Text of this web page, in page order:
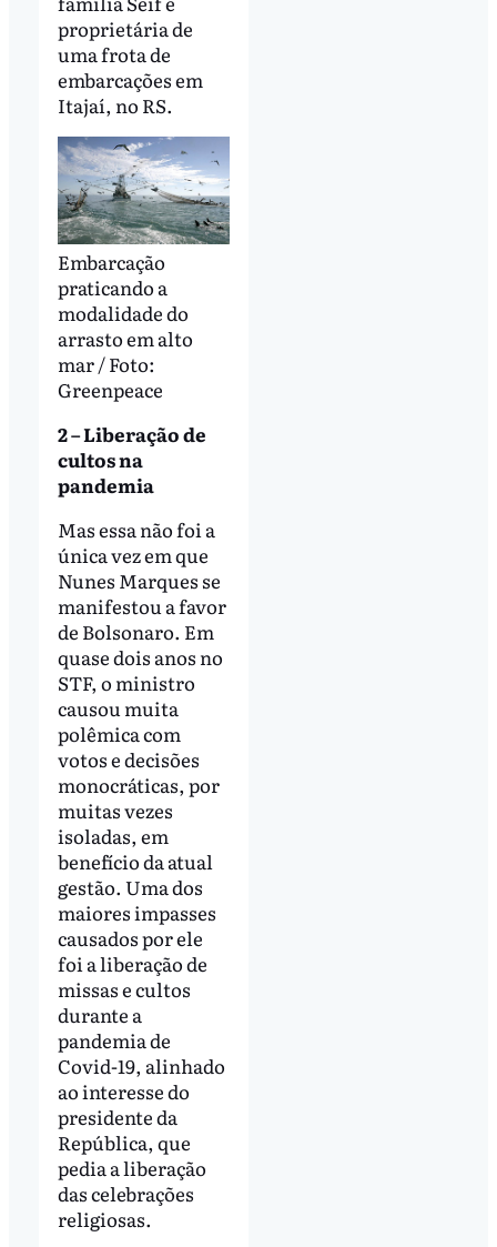
proprietária de
uma frota de
embarcações em
Itajaí, no RS.
Embarcação
praticando a
modalidade do
arrasto em alto
mar / Foto:
Greenpeace
2 – Liberação de
cultos na
pandemia
Mas essa não foi a
única vez em que
Nunes Marques se
manifestou a favor
de Bolsonaro. Em
quase dois anos no
STF, o ministro
causou muita
polêmica com
votos e decisões
monocráticas, por
muitas vezes
isoladas, em
benefício da atual
gestão. Uma dos
maiores impasses
causados por ele
foi a liberação de
missas e cultos
durante a
pandemia de
Covid-19, alinhado
ao interesse do
presidente da
República, que
pedia a liberação
das celebrações
religiosas.